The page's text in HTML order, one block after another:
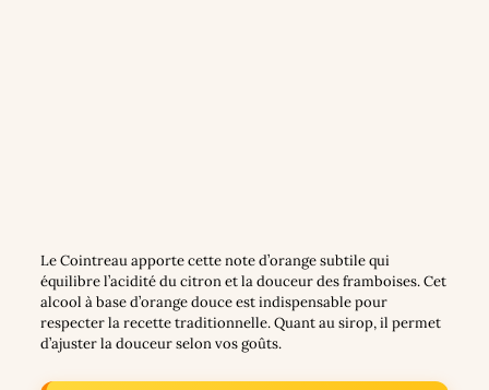
Le Cointreau apporte cette note d’orange subtile qui
équilibre l’acidité du citron et la douceur des framboises. Cet
alcool à base d’orange douce est indispensable pour
respecter la recette traditionnelle. Quant au sirop, il permet
d’ajuster la douceur selon vos goûts.